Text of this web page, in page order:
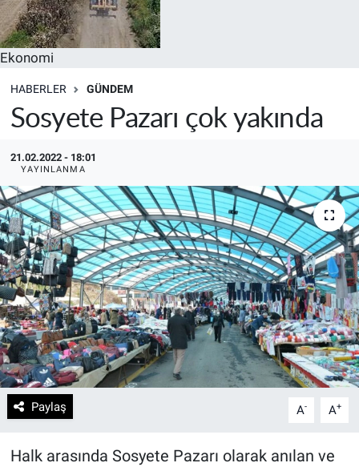
Ekonomi
HABERLER GÜNDEM
Sosyete Pazarı çok yakında
21.02.2022 - 18:01
YAYINLANMA
Paylaş A- A+
Halk arasında Sosyete Pazarı olarak anılan ve